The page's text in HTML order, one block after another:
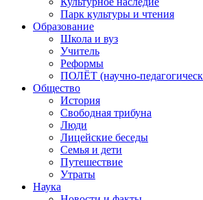
Парк культуры и чтения
Образование
Школа и вуз
Учитель
Реформы
ПОЛЁТ (научно-
Общество
История
Свободная трибуна
Люди
Лицейские беседы
Семья и дети
Путешествие
Утраты
Наука